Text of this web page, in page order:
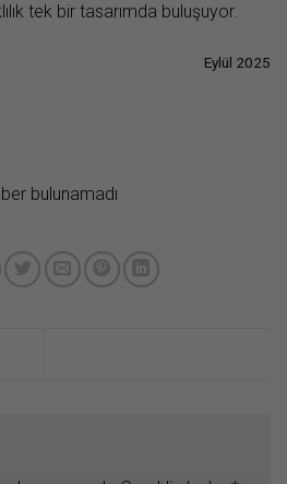
tek bir tasarımda buluşuyor.
Eylül 2025
bulunamadı